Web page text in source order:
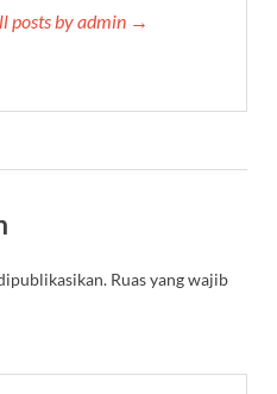
posts by admin →
Ruas yang wajib